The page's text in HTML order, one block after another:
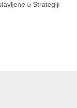
u Strategiji